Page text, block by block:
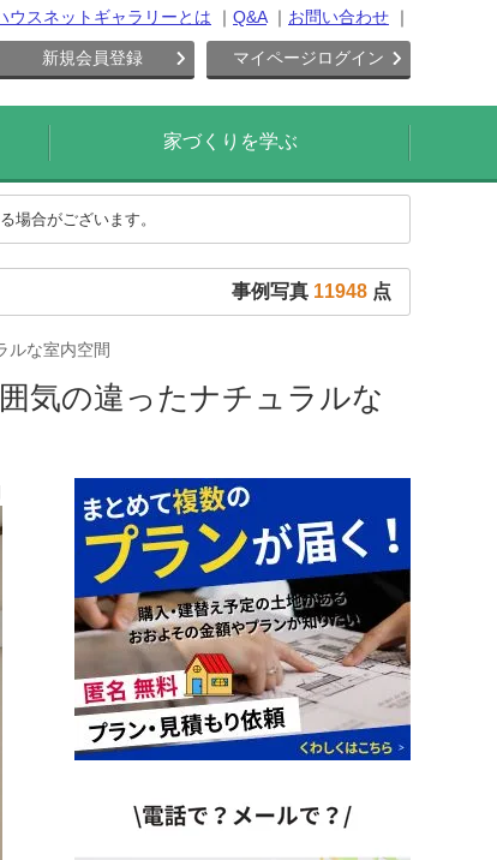
ウスネットギャラリーとは Q&A お問い合わせ
新規会員登録 マイページログイン
家づくりを学ぶ
場合がございます。
事例写真 11948 点
ルな室内空間
気の違ったナチュラルな